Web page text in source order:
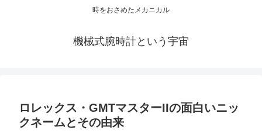
時をおさめたメカニカル
機械式腕時計という宇宙
ロレックス・GMTマスターIIの面白いニッ
クネームとその由来